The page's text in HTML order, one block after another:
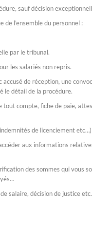
sauf décision
l’ensemble du personnel :
par le tribunal.
les salariés non repris.
de réception, une
le détail de la procédure.
tout compte, fiche de paie,
de licenciement etc…)
aux informations
des sommes qui vous
salaire, décision de justice